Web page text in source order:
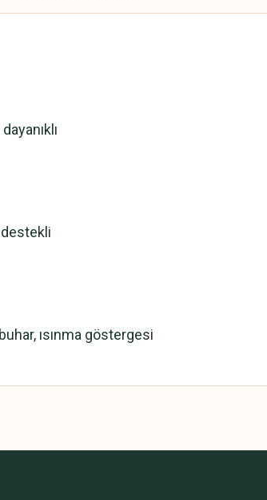
ısınma göstergesi
Bu ürüne ilk yorumu siz yapın!